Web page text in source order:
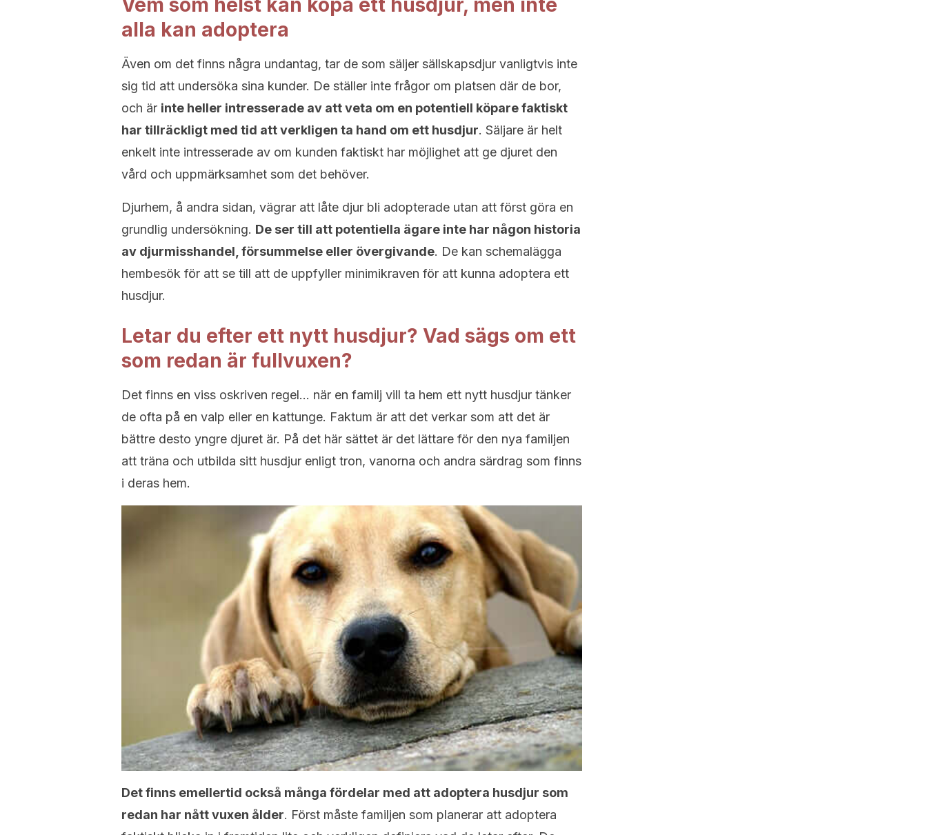
Vem som helst kan köpa ett husdjur, men inte
alla kan adoptera
Även om det finns några undantag, tar de som säljer sällskapsdjur vanligtvis inte
sig tid att undersöka sina kunder. De ställer inte frågor om platsen där de bor,
och är inte heller intresserade av att veta om en potentiell köpare faktiskt
har tillräckligt med tid att verkligen ta hand om ett husdjur. Säljare är helt
enkelt inte intresserade av om kunden faktiskt har möjlighet att ge djuret den
vård och uppmärksamhet som det behöver.
Djurhem, å andra sidan, vägrar att låte djur bli adopterade utan att först göra en
grundlig undersökning. De ser till att potentiella ägare inte har någon historia
av djurmisshandel, försummelse eller övergivande. De kan schemalägga
hembesök för att se till att de uppfyller minimikraven för att kunna adoptera ett
husdjur.
Letar du efter ett nytt husdjur? Vad sägs om ett
som redan är fullvuxen?
Det finns en viss oskriven regel… när en familj vill ta hem ett nytt husdjur tänker
de ofta på en valp eller en kattunge. Faktum är att det verkar som att det är
bättre desto yngre djuret är. På det här sättet är det lättare för den nya familjen
att träna och utbilda sitt husdjur enligt tron, vanorna och andra särdrag som finns
i deras hem.
Det finns emellertid också många fördelar med att adoptera husdjur som
redan har nått vuxen ålder. Först måste familjen som planerar att adoptera